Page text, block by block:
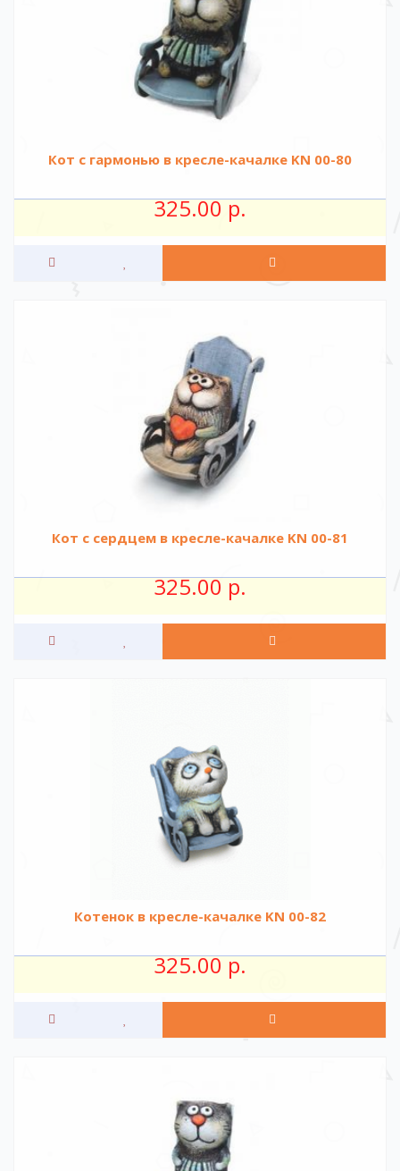
Кот с гармонью в кресле-качалке KN 00-80
325.00 р.
Кот с сердцем в кресле-качалке KN 00-81
325.00 р.
Котенок в кресле-качалке KN 00-82
325.00 р.